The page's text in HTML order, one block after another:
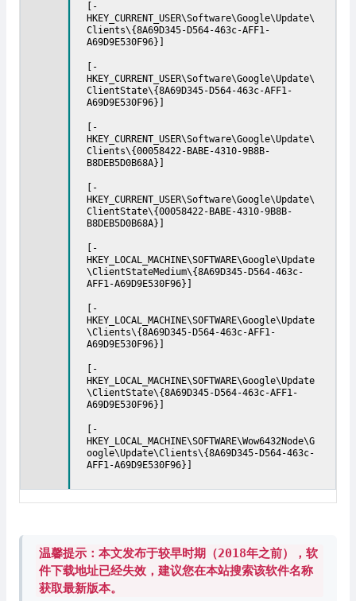
[-
HKEY_CURRENT_USER\Software\Google\Update\
Clients\{8A69D345-D564-463c-AFF1-
A69D9E530F96}]
[-
HKEY_CURRENT_USER\Software\Google\Update\
ClientState\{8A69D345-D564-463c-AFF1-
A69D9E530F96}]
[-
HKEY_CURRENT_USER\Software\Google\Update\
Clients\{00058422-BABE-4310-9B8B-
B8DEB5D0B68A}]
[-
HKEY_CURRENT_USER\Software\Google\Update\
ClientState\{00058422-BABE-4310-9B8B-
B8DEB5D0B68A}]
[-
HKEY_LOCAL_MACHINE\SOFTWARE\Google\Update
\ClientStateMedium\{8A69D345-D564-463c-
AFF1-A69D9E530F96}]
[-
HKEY_LOCAL_MACHINE\SOFTWARE\Google\Update
\Clients\{8A69D345-D564-463c-AFF1-
A69D9E530F96}]
[-
HKEY_LOCAL_MACHINE\SOFTWARE\Google\Update
\ClientState\{8A69D345-D564-463c-AFF1-
A69D9E530F96}]
[-
HKEY_LOCAL_MACHINE\SOFTWARE\Wow6432Node\G
oogle\Update\Clients\{8A69D345-D564-463c-
AFF1-A69D9E530F96}]
温馨提示：本文发布于较早时期（2018年之前），软
件下载地址已经失效，建议您在本站搜索该软件名称
获取最新版本。